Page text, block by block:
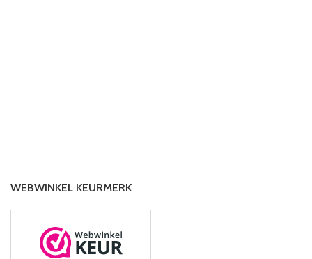
WEBWINKEL KEURMERK